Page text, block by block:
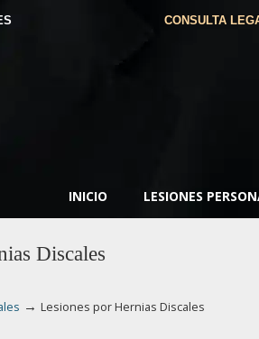
CONSULTA
INICIO LESIONES
Discales
→ Lesiones por Hernias Discales